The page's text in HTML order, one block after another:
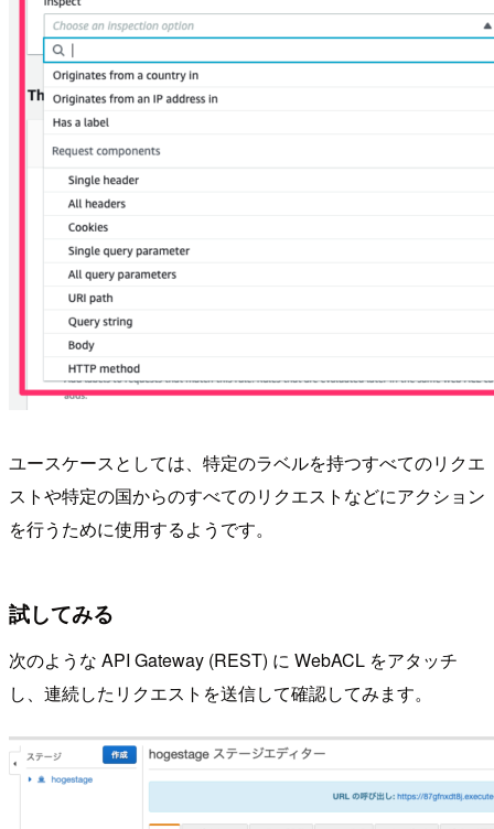
ユースケースとしては、特定のラベルを持つすべてのリクエ
ストや特定の国からのすべてのリクエストなどにアクション
を行うために使用するようです。
試してみる
次のような API Gateway (REST) に WebACL をアタッチ
し、連続したリクエストを送信して確認してみます。